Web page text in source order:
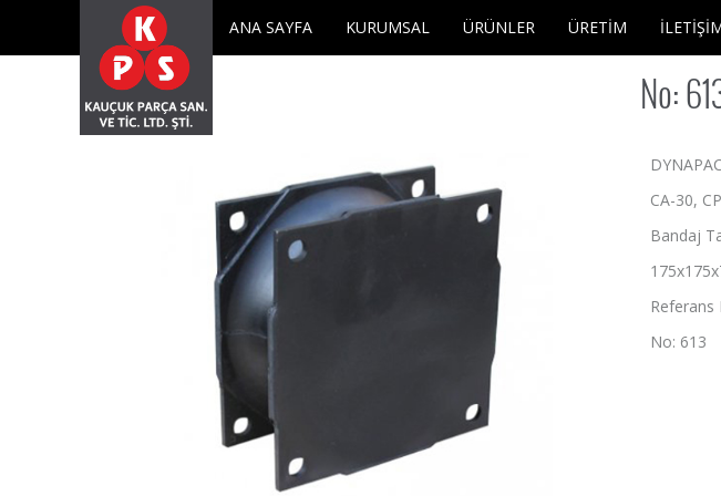
meta name="description" content="KPS KAUÇUK">
ANA SAYFA KURUMSAL ÜRÜNLER ÜRETİM
No:
DYNAPAC
CA-30,
Bandaj
Referans
No: 613